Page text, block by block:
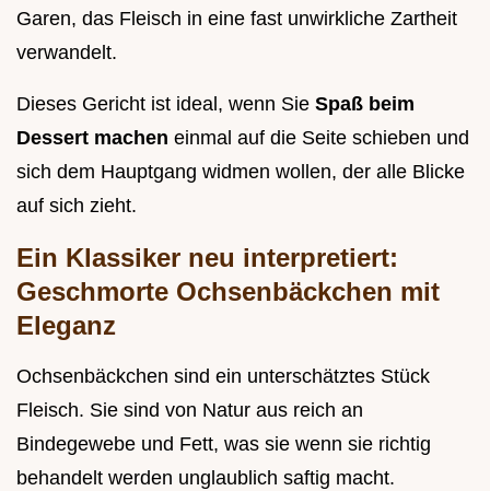
Garen, das Fleisch in eine fast unwirkliche Zartheit
verwandelt.
Dieses Gericht ist ideal, wenn Sie Spaß beim
Dessert machen einmal auf die Seite schieben und
sich dem Hauptgang widmen wollen, der alle Blicke
auf sich zieht.
Ein Klassiker neu interpretiert:
Geschmorte Ochsenbäckchen mit
Eleganz
Ochsenbäckchen sind ein unterschätztes Stück
Fleisch. Sie sind von Natur aus reich an
Bindegewebe und Fett, was sie wenn sie richtig
behandelt werden unglaublich saftig macht.